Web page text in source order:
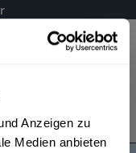
Anzeigen zu
Medien anbieten
Datenschutzerklärung